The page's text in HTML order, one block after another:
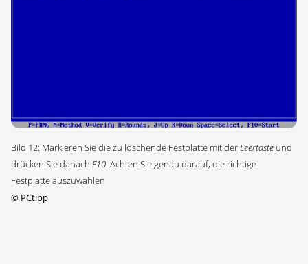
Bild 12: Markieren Sie die zu löschende Festplatte mit derLeertaste und
drücken Sie danach F10. Achten Sie genau darauf, die richtige
Festplatte auszuwählen
© PCtipp